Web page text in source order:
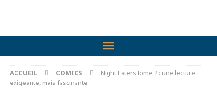
ACCUEIL COMICS
Night Eaters tome 2 : une lecture
exigeante, mais fascinante